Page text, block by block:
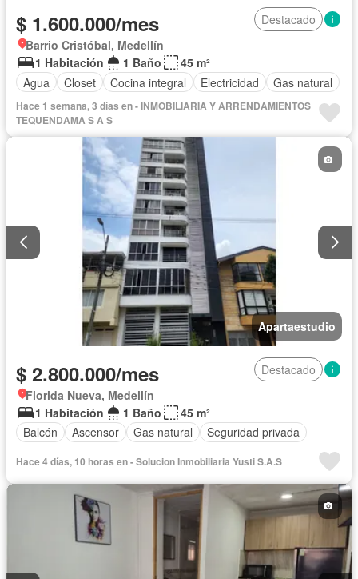
$ 1.600.000/mes
Destacado
Barrio Cristóbal, Medellín
1 Habitación
1 Baño
45 m²
Agua
Closet Cocina integral Electricidad Gas natural
Hace 1 semana, 3 días en - INMOBILIARIA Y ARRENDAMIENTOS
TEQUENDAMA S A S
Apartaestudio
$ 2.800.000/mes
Destacado
Florida Nueva, Medellín
1 Habitación
1 Baño
45 m²
Balcón
Ascensor Gas natural Seguridad privada
Hace 4 días, 10 horas en - Solucion Inmobiliaria Yusti S.A.S